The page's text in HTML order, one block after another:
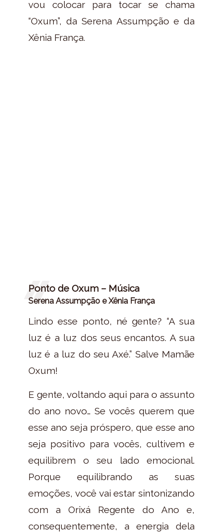
vou colocar para tocar se chama
“Oxum”, da Serena Assumpção e da
Xênia França.
Ponto de Oxum – Música
Serena Assumpção e Xênia França
Lindo esse ponto, né gente? “A sua
luz é a luz dos seus encantos. A sua
luz é a luz do seu Axé.” Salve Mamãe
Oxum!
E gente, voltando aqui para o assunto
do ano novo… Se vocês querem que
esse ano seja próspero, que esse ano
seja positivo para vocês, cultivem e
equilibrem o seu lado emocional.
Porque equilibrando as suas
emoções, você vai estar sintonizando
com a Orixá Regente do Ano e,
consequentemente, a energia dela